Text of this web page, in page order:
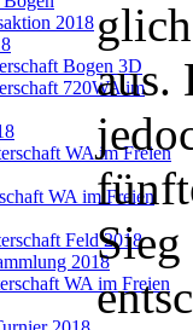
2018
Bogen 3D
720WA im
WA im Freien
WA im Freien
Feld 2018
2018
WA im Freien
aus.